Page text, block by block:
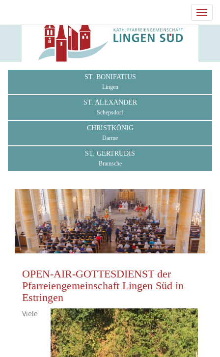
ST. BONIFATIUS
Lingen
ST. ALEXANDER
Schepsdorf
CHRISTKÖNIG
Darme
ST. GERTRUDIS
Bramsche
OPEN-AIR-GOTTESDIENST der
Pfarreiengemeinschaft Lingen Süd in
Estringen
Viele